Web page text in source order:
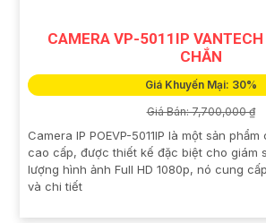
CAMERA VP-5011IP
CHẮN
Giá Khuyến Mại: 30%
Giá Bán: 7,700,000 ₫
Camera IP POEVP-5011IP là một sản
cao cấp, được thiết kế đặc biệt cho giám
lượng hình ảnh Full HD 1080p, nó cung
và chi tiết